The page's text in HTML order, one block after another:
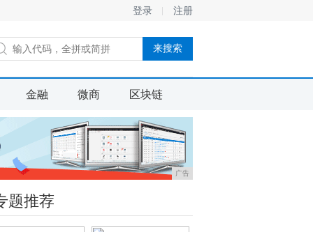
登录 注册
金融 微商 区块链
广告
题推荐